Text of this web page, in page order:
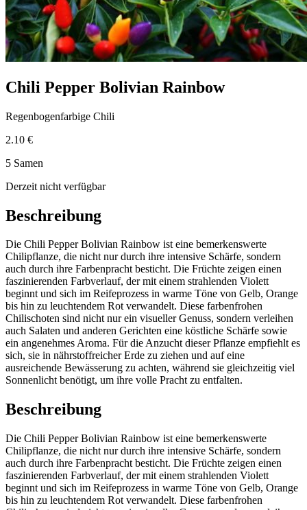
Chili Pepper Bolivian Rainbow
Regenbogenfarbige Chili
2.10 €
5 Samen
Derzeit nicht verfügbar
Beschreibung
Die Chili Pepper Bolivian Rainbow ist eine bemerkenswerte
Chilipflanze, die nicht nur durch ihre intensive Schärfe, sondern
auch durch ihre Farbenpracht besticht. Die Früchte zeigen einen
faszinierenden Farbverlauf, der mit einem strahlenden Violett
beginnt und sich im Reifeprozess in warme Töne von Gelb, Orange
bis hin zu leuchtendem Rot verwandelt. Diese farbenfrohen
Chilischoten sind nicht nur ein visueller Genuss, sondern verleihen
auch Salaten und anderen Gerichten eine köstliche Schärfe sowie
ein angenehmes Aroma. Für die Anzucht dieser Pflanze empfiehlt es
sich, sie in nährstoffreicher Erde zu ziehen und auf eine
ausreichende Bewässerung zu achten, während sie gleichzeitig viel
Sonnenlicht benötigt, um ihre volle Pracht zu entfalten.
Beschreibung
Die Chili Pepper Bolivian Rainbow ist eine bemerkenswerte
Chilipflanze, die nicht nur durch ihre intensive Schärfe, sondern
auch durch ihre Farbenpracht besticht. Die Früchte zeigen einen
faszinierenden Farbverlauf, der mit einem strahlenden Violett
beginnt und sich im Reifeprozess in warme Töne von Gelb, Orange
bis hin zu leuchtendem Rot verwandelt. Diese farbenfrohen